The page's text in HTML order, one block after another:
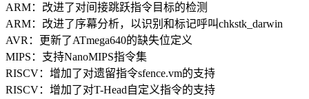
ARM：改进了对间接跳跃指令目标的检测
ARM：改进了序幕分析，以识别和标记呼叫chkstk_darwin
AVR：更新了ATmega640的缺失位定义
MIPS：支持NanoMIPS指令集
RISCV：增加了对遗留指令sfence.vm的支持
RISCV：增加了对T-Head自定义指令的支持